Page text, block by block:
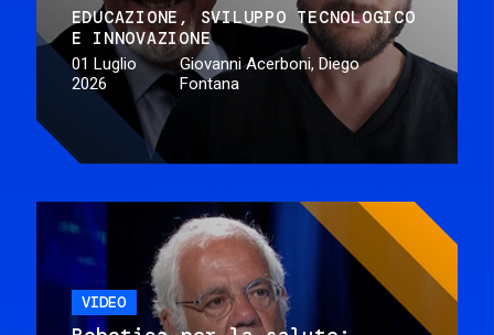
EDUCAZIONE
SVILUPPO TECNOLOGICO
E INNOVAZIONE
01 Luglio
2026
Giovanni Acerboni, Diego
Fontana
VIDEO